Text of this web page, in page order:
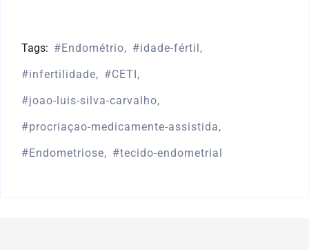
Tags: Endométrio
idade-fértil
infertilidade
CETI
joao-luis-silva-carvalho
procriaçao-medicamente-assistida
Endometriose
tecido-endometrial